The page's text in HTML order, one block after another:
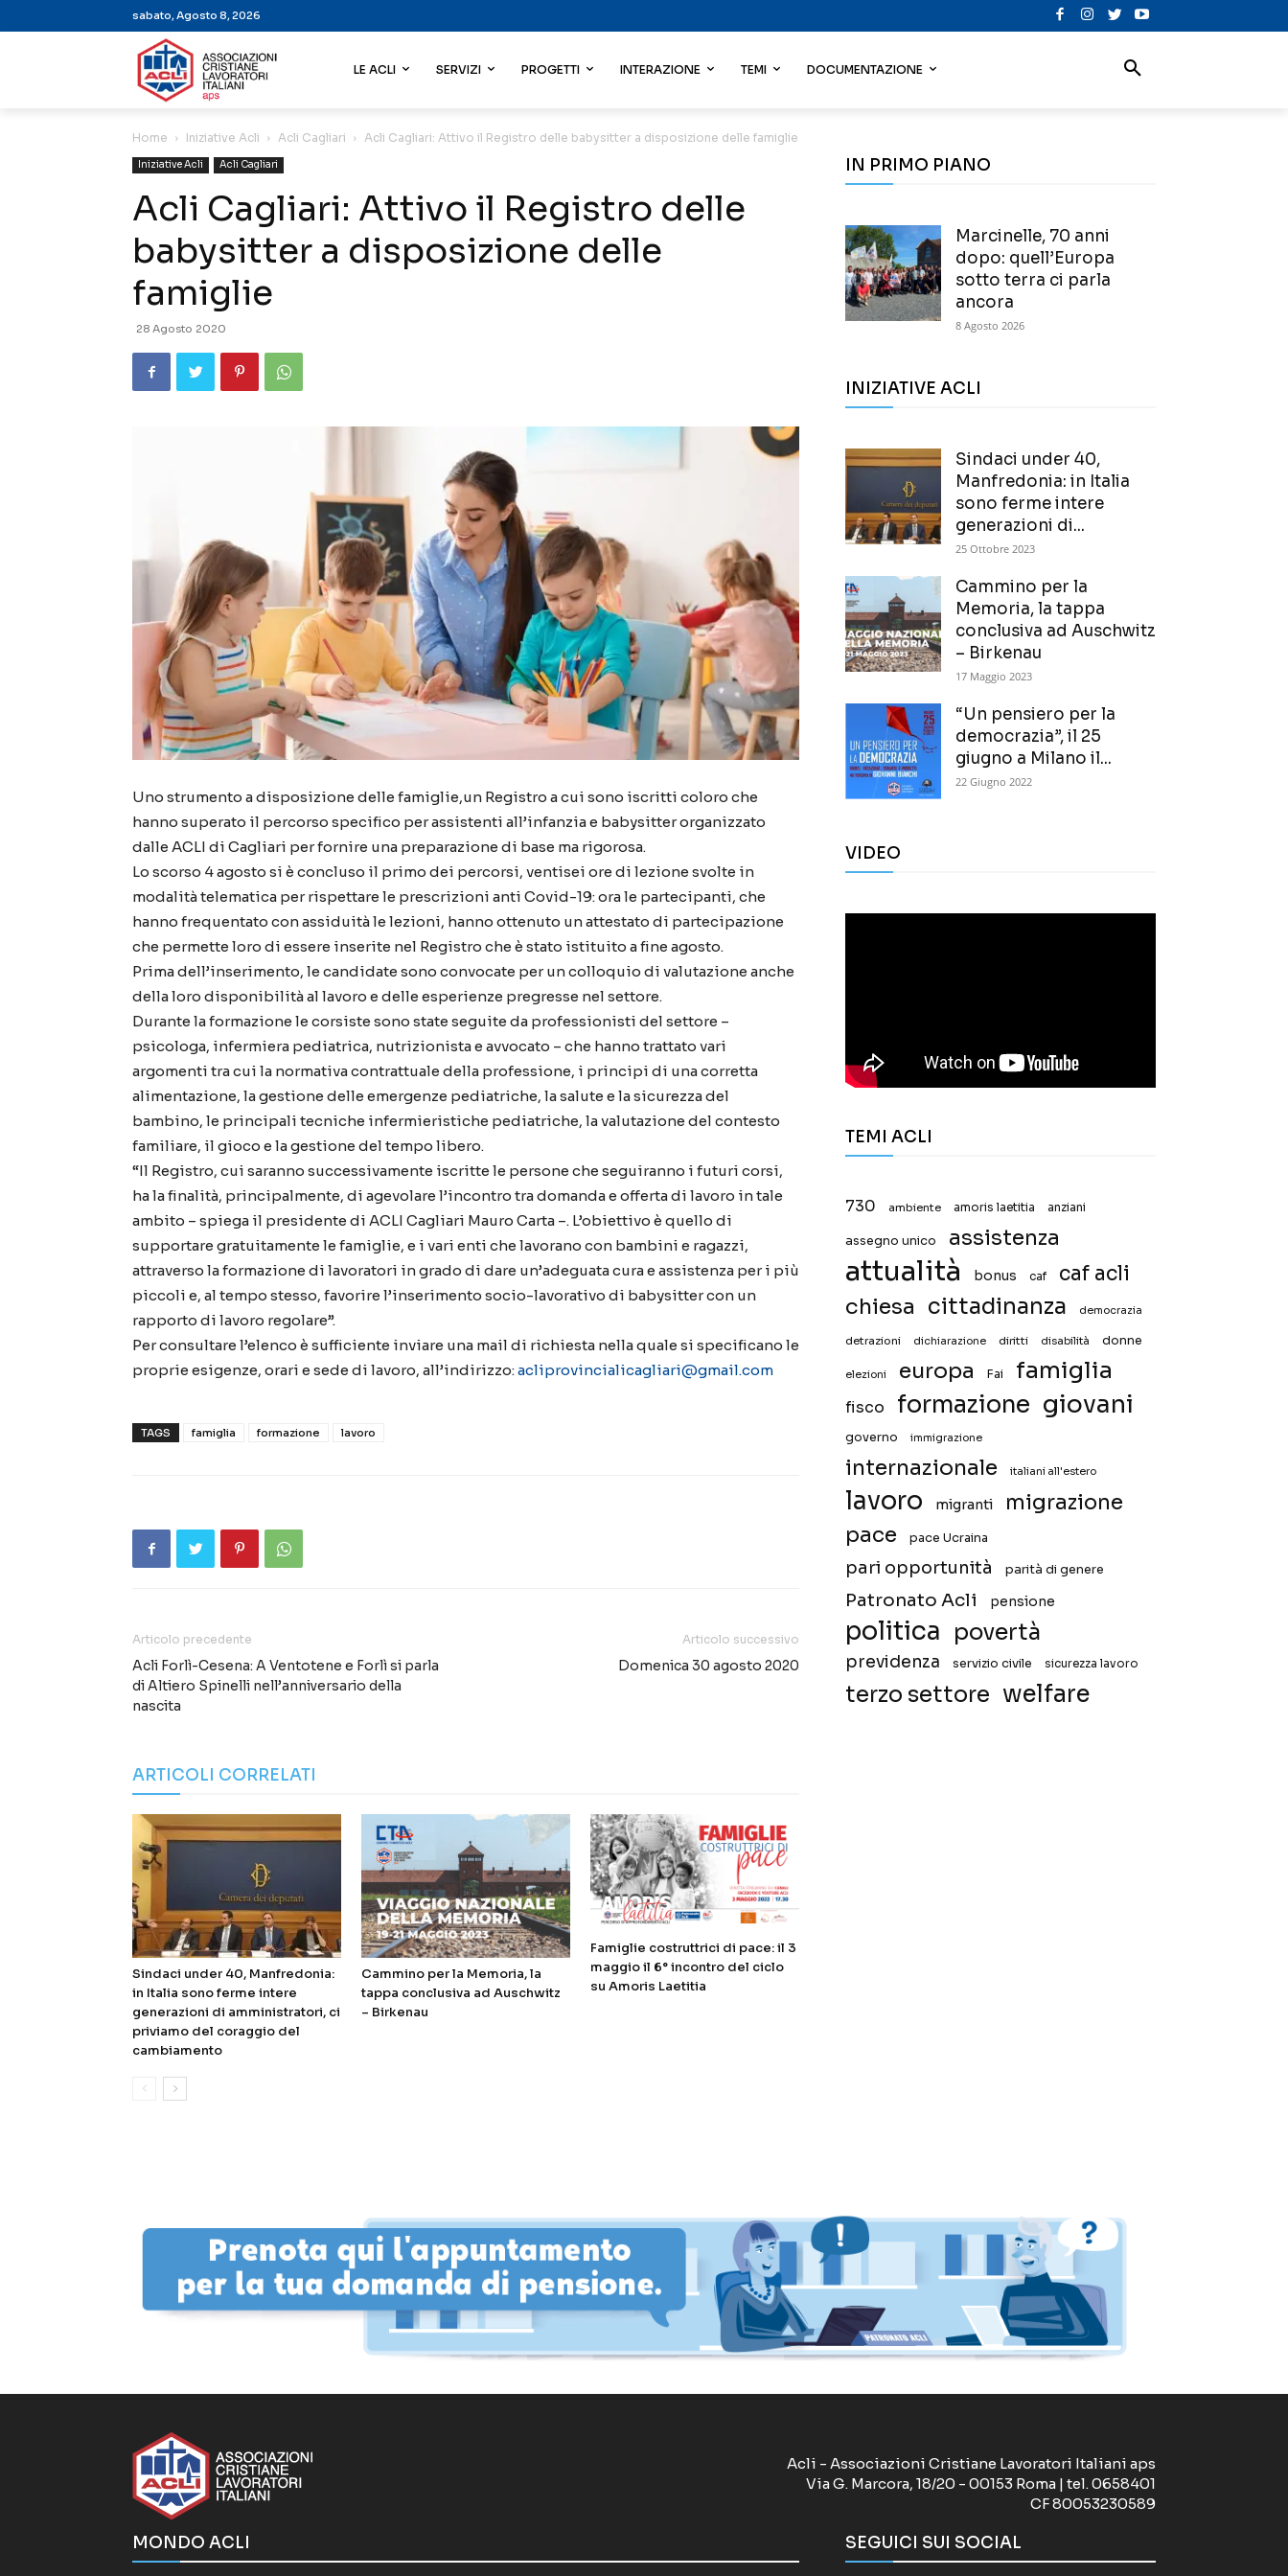
sabato, Agosto 8, 2026
LE ACLI SERVIZI PROGETTI INTERAZIONE TEMI DOCUMENTAZIONE
Home Iniziative Acli Acli Cagliari Acli Cagliari: Attivo il Registro delle babysitter a disposizione delle famiglie
Iniziative Acli Acli Cagliari
Acli Cagliari: Attivo il Registro delle
babysitter a disposizione delle
famiglie
28 Agosto 2020
Uno strumento a disposizione delle famiglie,un Registro a cui sono iscritti coloro che
hanno superato il percorso specifico per assistenti all’infanzia e babysitter organizzato
dalle ACLI di Cagliari per fornire una preparazione di base ma rigorosa.
Lo scorso 4 agosto si è concluso il primo dei percorsi, ventisei ore di lezione svolte in
modalità telematica per rispettare le prescrizioni anti Covid-19: ora le partecipanti, che
hanno frequentato con assiduità le lezioni, hanno ottenuto un attestato di partecipazione
che permette loro di essere inserite nel Registro che è stato istituito a fine agosto.
Prima dell’inserimento, le candidate sono convocate per un colloquio di valutazione anche
della loro disponibilità al lavoro e delle esperienze pregresse nel settore.
Durante la formazione le corsiste sono state seguite da professionisti del settore –
psicologa, infermiera pediatrica, nutrizionista e avvocato – che hanno trattato vari
argomenti tra cui la normativa contrattuale della professione, i principi di una corretta
alimentazione, la gestione delle emergenze pediatriche, la salute e la sicurezza del
bambino, le principali tecniche infermieristiche pediatriche, la valutazione del contesto
familiare, il gioco e la gestione del tempo libero.
“Il Registro, cui saranno successivamente iscritte le persone che seguiranno i futuri corsi,
ha la finalità, principalmente, di agevolare l’incontro tra domanda e offerta di lavoro in tale
ambito – spiega il presidente di ACLI Cagliari Mauro Carta –. L’obiettivo è quello di
supportare gratuitamente le famiglie, e i vari enti che lavorano con bambini e ragazzi,
attraverso la formazione di lavoratori in grado di dare un’adeguata cura e assistenza per i più
piccoli e, al tempo stesso, favorire l’inserimento socio-lavorativo di babysitter con un
rapporto di lavoro regolare”.
Per consultare l’elenco è sufficiente inviare una mail di richiesta nella quale si specificano le
proprie esigenze, orari e sede di lavoro, all’indirizzo:acliprovincialicagliari@gmail.com
TAGS famiglia formazione lavoro
Articolo precedente
Acli Forlì-Cesena: A Ventotene e Forlì si parla
di Altiero Spinelli nell’anniversario della
nascita
Articolo successivo
Domenica 30 agosto 2020
ARTICOLI CORRELATI
Sindaci under 40, Manfredonia:
in Italia sono ferme intere
generazioni di amministratori, ci
priviamo del coraggio del
cambiamento
Cammino per la Memoria, la
tappa conclusiva ad Auschwitz
– Birkenau
Famiglie costruttrici di pace: il 3
maggio il 6° incontro del ciclo
su Amoris Laetitia
IN PRIMO PIANO
Marcinelle, 70 anni
dopo: quell’Europa
sotto terra ci parla
ancora
8 Agosto 2026
INIZIATIVE ACLI
Sindaci under 40,
Manfredonia: in Italia
sono ferme intere
generazioni di...
25 Ottobre 2023
Cammino per la
Memoria, la tappa
conclusiva ad Auschwitz
– Birkenau
17 Maggio 2023
“Un pensiero per la
democrazia”, il 25
giugno a Milano il...
22 Giugno 2022
VIDEO
TEMI ACLI
730 ambiente amoris laetitia anziani
assegno unico assistenza
attualità bonus caf caf acli
chiesa cittadinanza democrazia
detrazioni dichiarazione diritti disabilità donne
elezioni europa Fai famiglia
fisco formazione giovani
governo immigrazione
internazionale italiani all'estero
lavoro migranti
migrazione
pace
pace Ucraina
pari opportunità parità di genere
Patronato Acli pensione
politica povertà
previdenza servizio civile sicurezza lavoro
terzo settore welfare
Acli - Associazioni Cristiane Lavoratori Italiani aps
Via G. Marcora, 18/20 - 00153 Roma | tel. 0658401
CF 80053230589
MONDO ACLI SEGUICI SUI SOCIAL